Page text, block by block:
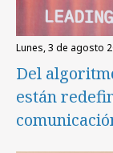
lunes, 3 de agosto
Del
están